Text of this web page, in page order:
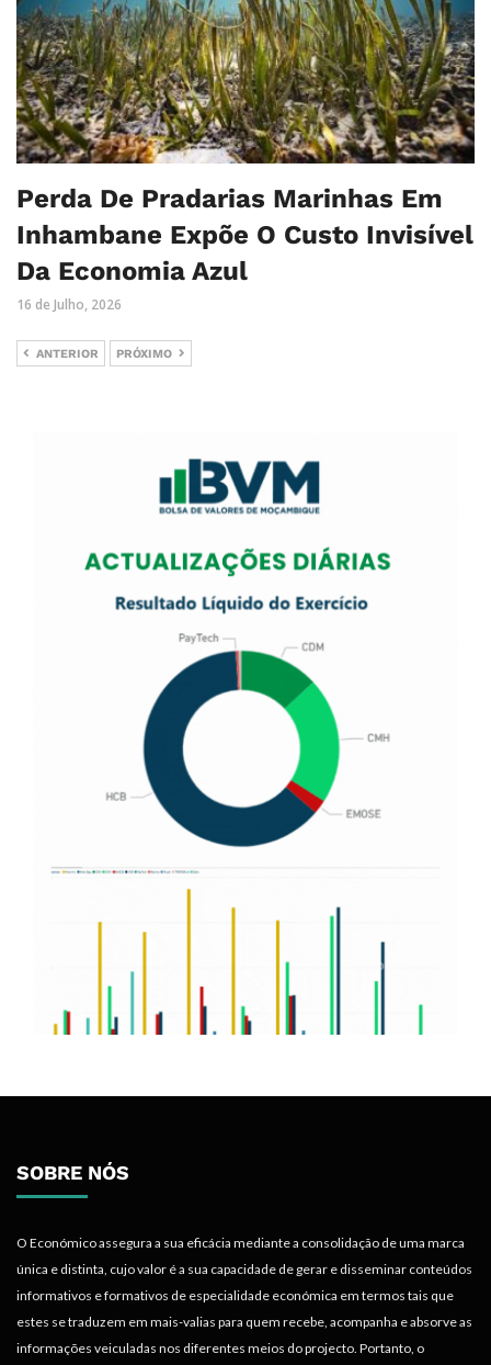
Perda De Pradarias Marinhas Em
Inhambane Expõe O Custo Invisível
Da Economia Azul
16 de Julho, 2026
ANTERIOR PRÓXIMO
SOBRE NÓS
O Económico assegura a sua eficácia mediante a consolidação de uma marca
única e distinta, cujo valor é a sua capacidade de gerar e disseminar conteúdos
informativos e formativos de especialidade económica em termos tais que
estes se traduzem em mais-valias para quem recebe, acompanha e absorve as
informações veiculadas nos diferentes meios do projecto. Portanto, o